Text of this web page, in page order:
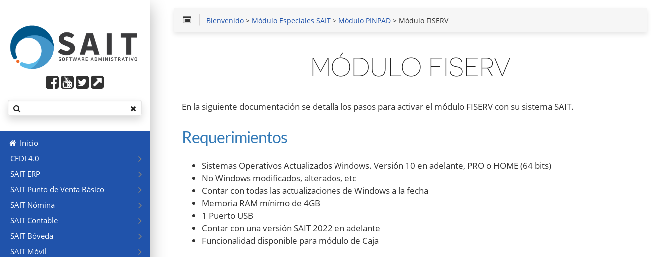
Inicio
CFDI 4.0
SAIT ERP
SAIT Punto de Venta Básico
SAIT Nómina
SAIT Contable
SAIT Bóveda
SAIT Móvil
Bienvenido > Módulo Especiales SAIT > Módulo PINPAD > Módulo FISERV
MÓDULO FISERV
En la siguiente documentación se detalla los pasos para activar el módulo FISERV con su sistema SAIT.
Requerimientos
Sistemas Operativos Actualizados Windows. Versión 10 en adelante, PRO o HOME (64 bits)
No Windows modificados, alterados, etc
Contar con todas las actualizaciones de Windows a la fecha
Memoria RAM mínimo de 4GB
1 Puerto USB
Contar con una versión SAIT 2022 en adelante
Funcionalidad disponible para módulo de Caja